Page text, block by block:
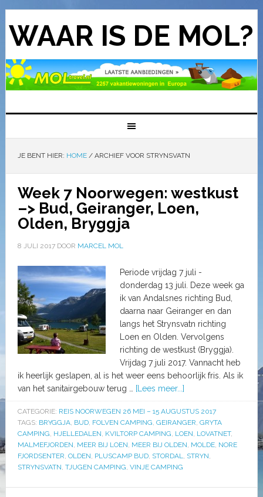
WAAR IS DE MOL?
JE BENT HIER: HOME /ARCHIEF VOOR STRYNSVATN
Week 7 Noorwegen: westkust
–> Bud, Geiranger, Loen,
Olden, Bryggja
8 JULI 2017DOOR MARCEL MOL
Periode vrijdag 7 juli -
donderdag 13 juli. Deze week ga
ik van Andalsnes richting Bud,
daarna naar Geiranger en dan
langs het Strynsvatn richting
Loen en Olden. Vervolgens
richting de westkust (Bryggja).
Vrijdag 7 juli 2017. Vannacht heb
ik heerlijk geslapen, al is het weer eens behoorlijk fris. Als ik
van het sanitairgebouw terug …
[Lees meer...]
CATEGORIE: REIS NOORWEGEN 26 MEI – 15 AUGUSTUS 2017
TAGS: BRYGGJA, BUD, FOLVEN CAMPING, GEIRANGER, GRYTA
CAMPING, HJELLEDALEN, KVILTORP CAMPING, LOEN, LOVATNET,
MALMEFJORDEN, MEER BIJ LOEN, MEER BIJ OLDEN, MOLDE, NORE
FJORDSENTER, OLDEN, PLUSCAMP BUD, STORDAL, STRYN,
STRYNSVATN, TJUGEN CAMPING, VINJE CAMPING